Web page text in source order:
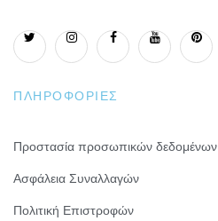
ΠΛΗΡΟΦΟΡΊΕΣ
Προστασία προσωπικών δεδομένων
Ασφάλεια Συναλλαγών
Πολιτική Επιστροφών